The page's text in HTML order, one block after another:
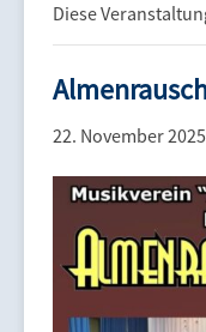
Diese
22. November